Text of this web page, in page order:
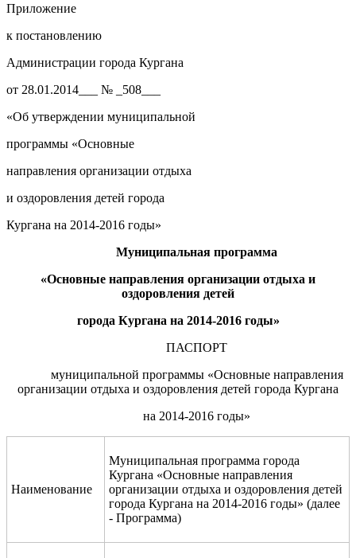
Приложение
к постановлению
Администрации города Кургана
от 28.01.2014___ № _508___
«Об утверждении муниципальной
программы «Основные
направления организации отдыха
и оздоровления детей города
Кургана на 2014-2016 годы»
Муниципальная программа
«Основные направления организации отдыха и
оздоровления детей
города Кургана на 2014-2016годы»
ПАСПОРТ
муниципальной программы «Основные направления
организации отдыха и оздоровления детей города Кургана
на 2014-2016 годы»
Наименование
Муниципальная программа города
Кургана «Основные направления
организации отдыха и оздоровления детей
города Кургана на 2014-2016 годы» (далее
- Программа)